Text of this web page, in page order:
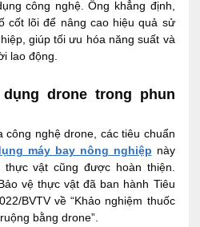
công nghệ. Ông khẳng định,
cốt lõi để nâng cao hiệu quả sử
giúp tối ưu hóa năng suất và
lao động.
drone trong phun
công nghệ drone, các tiêu chuẩn
máy bay nông nghiệp này
vật cũng được hoàn thiện.
vệ thực vật đã ban hành Tiêu
BVTV về “Khảo nghiệm thuốc
bằng drone”.